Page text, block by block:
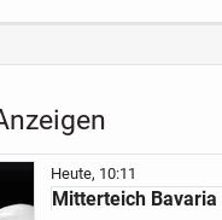
Heute, 10:11
Mitterteich Bavaria
60
Geschirr